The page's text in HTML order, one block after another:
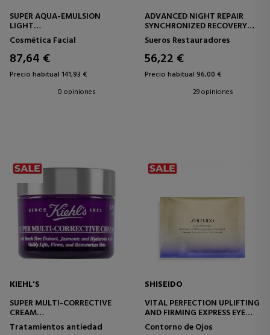
SUPER AQUA-EMULSION
LIGHT
TRATAMIENTO
CONCENTRADO HIDRATANTE
Cosmética Facial
87,64 €
Precio habitual 141,93 €
0 opiniones
ADVANCED NIGHT REPAIR
SYNCHRONIZED RECOVERY
COMPLEX
SÉRUM FACIAL REPARADOR
Sueros Restauradores
56,22 €
Precio habitual 96,00 €
29 opiniones
KIEHL'S
SUPER MULTI-CORRECTIVE
CREAM
CREMA MULTI CORRECTORA
Tratamientos antiedad
SHISEIDO
VITAL PERFECTION UPLIFTING
AND FIRMING EXPRESS EYE
MASK
Contorno de Ojos